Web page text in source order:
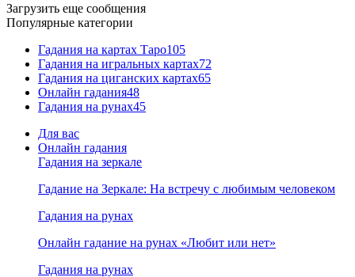
Загрузить еще сообщения
Популярные категории
Гадания на картах Таро105
Гадания на игральных картах72
Гадания на циганских картах65
Онлайн гадания48
Гадания на рунах45
Для вас
Онлайн гадания
Гадания на зеркале
Гадание на Зеркале: На встречу с любимым человеком
Гадания на рунах
Онлайн гадание на рунах «Любит или нет»
Гадания на рунах